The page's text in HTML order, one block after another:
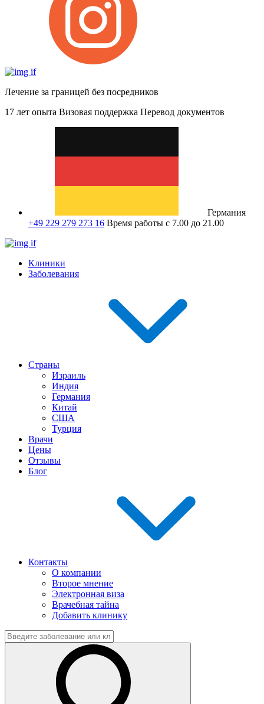
Лечение за границей без посредников
17 лет опыта Визовая поддержка Перевод документов
Германия
+49 229 279 273 16 Время работы с 7.00 до 21.00
Клиники
Заболевания
Страны
Израиль
Индия
Германия
Китай
США
Турция
Врачи
Цены
Отзывы
Блог
Контакты
О компании
Второе мнение
Электронная виза
Врачебная тайна
Добавить клинику